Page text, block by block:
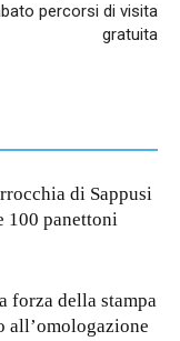
percorsi di visita
gratuita
di Sappusi
100 panettoni
forza della stampa
all’omologazione